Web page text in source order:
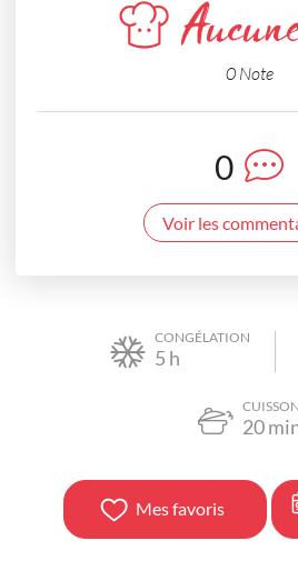
0 Note
0
Voir les
CONGÉLATION
5 h
CUISSON
20
Mes favoris